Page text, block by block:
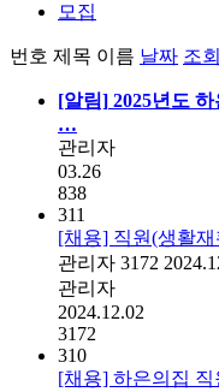
모집
번호 제목 이름 날짜 조회
[알림] 2025년도
…
관리자
03.26
838
311
[채용] 직원(생활
관리자 3172
관리자
2024.12.02
3172
310
[채용] 하은의집